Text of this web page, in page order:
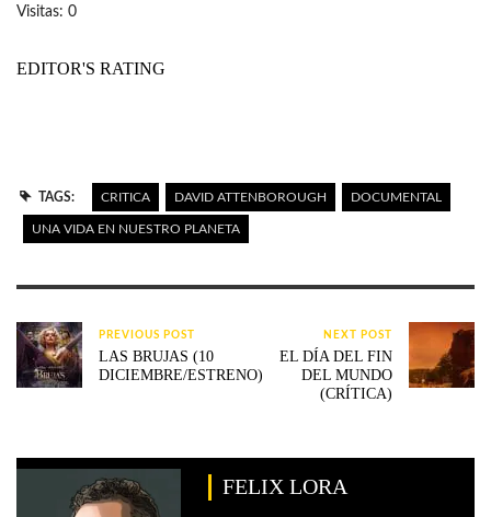
Visitas: 0
EDITOR'S RATING
TAGS: CRITICA DAVID ATTENBOROUGH DOCUMENTAL
UNA VIDA EN NUESTRO PLANETA
PREVIOUS POST
LAS BRUJAS (10
DICIEMBRE/ESTRENO)
NEXT POST
EL DÍA DEL FIN
DEL MUNDO
(CRÍTICA)
FELIX LORA